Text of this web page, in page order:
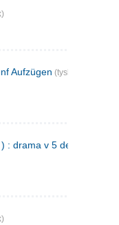
Aufzügen (tysk)
: drama v 5 dejstvijach